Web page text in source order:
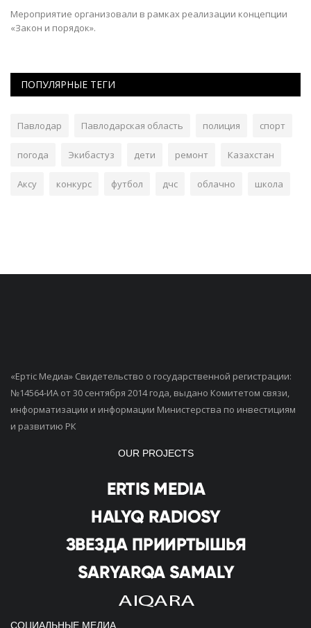
Мероприятие организовали в рамках реализации концепции
«Закон и порядок».
ПОПУЛЯРНЫЕ ТЕГИ
Павлодар Павлодарская область полиция спорт
погода Экибастуз дети ремонт Казахстан
Аксу конкурс футбол дчс облачно школа
«Ертiс Медиа» Свидетельство о государственной регистрации:
№14564-ИА от 30 сентября 2014 года, выдано Комитетом связи,
информатизации и информации Министерства по инвестициям
и развитию РК
OUR PROJECTS
СОЦИАЛЬНЫЕ МЕДИА